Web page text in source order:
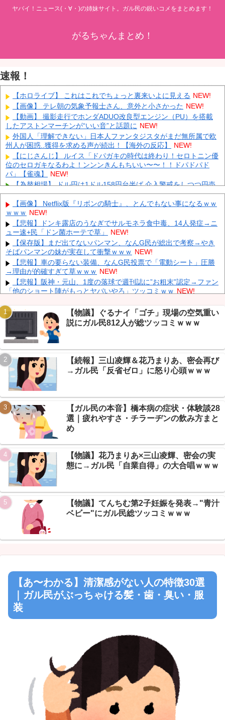
ヤバイ！ニュース(・∀・)の姉妹サイト。ガル民の鋭いコメをまとめます！
がるちゃんまとめ！
速報！
【ホロライブ】 これはこれでちょっと裏来いよに見える NEW!
【画像】 テレ朝の気象予報士さん、意外と小さかった NEW!
【動画】 撮影走行でホンダADUO改良型エンジン（PU）を搭載
したアストンマーチンが“いい音”と話題に NEW!
外国人「理解できない」日本人ファンタジスタがまだ無所属で欧
州人が困惑..獲得を求める声が続出！【海外の反応】
NEW!
【にじさんじ】 ルイス「ドパガキの時代は終わり！セロトニン優
位のセロガキなるわよ！ンンンきんもちいい〜〜！！ドパドパド
パ」【雀魂】
NEW!
【為替相場】 ドル円は1ドル158円台半ば 介入警戒をしつつ円売
りが続行 NEW!
ヨーロッパが中国製メガソーラーを締め出しｗｗｗ NEW!
インドネシア「高速鉄道！」中国「大赤字！」インドネシア「運
営会社の株式購入！（負債対策」中国「はい（巨額負債」インドネ
シア「700km延伸計画！（実質中止」→
クビになったバイト先の店長のインスタ見つけた NEW!
【速報】 高市政権、エース級の財務官僚・一松旬氏を左遷「彼は
協力的でなかった」財務省の言いなりではないことが判明 NEW!
Powered by livedoor 相互RSS
【画像】 Netflix版『リボンの騎士』、とんでもない事になるｗｗ
ｗｗｗ NEW!
【悲報】ドンキ露店のうなぎでサルモネラ食中毒、14人発症→ニ
ュー速+民「ドン菌ホーテで草」
NEW!
【保存版】まだ出てないパンマン、なんG民が総出で考察→やき
そばパンマンの妹が実在して衝撃ｗｗｗ NEW!
【悲報】車の要らない装備、なんG民投票で「電動シート」圧勝
→理由が的確すぎて草ｗｗｗ NEW!
【悲報】阪神・元山、1度の落球で週刊誌に”お粗末”認定→ファン
「他のショート陣がもっとヤバいやろ」ツッコミｗｗ NEW!
る・・・ NEW!
エネ夫に離婚を突きつけたら私の職場(法律事務所)に乗り込んで
きた 堂々と「離婚の法律相談です。母の薦めでこちらに参りまし
た」と言っているが、...
年収1500万の父が退職。父「退職金も渡したよな？」母「貯金な
んてないよー」父「全部なくなったの！？」→予想外の返事に家族
騒然となり… NEW!
【悲報】応仁の乱をドヤるバカ、AI風長文で完全論破→正規表現
技術戦争へｗｗｗ
嫁と子作り中なんだけどこうなるｗｗｗ NEW!
Powered by livedoor 相互RSS
【物議】ぐるナイ「ゴチ」現場の空気重い
説にガル民812人が総ツッコミｗｗｗ
【続報】三山凌輝＆花乃まりあ、密会再び
→ガル民「反省ゼロ」に怒り心頭ｗｗｗ
【ガル民の本音】橋本病の症状・体験談28
選｜疲れやすさ・チラーヂンの飲み方まと
め
【物議】花乃まりあ×三山凌輝、密会の実
態に→ガル民「自業自得」の大合唱ｗｗｗ
【物議】てんちむ第2子妊娠を発表→"青汁
ベビー"にガル民総ツッコミｗｗｗ
【あ〜わかる】清潔感がない人の特徴30選
｜ガル民がぶっちゃける髪・歯・臭い・服
装